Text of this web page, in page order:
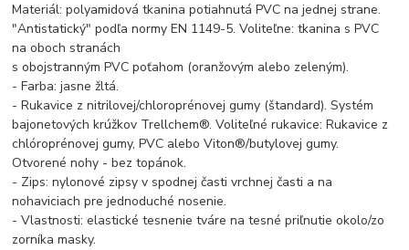
Materiál: polyamidová tkanina potiahnutá PVC na jednej strane.
"Antistatický" podľa normy EN 1149-5. Voliteľne: tkanina s PVC
na oboch stranách
s obojstranným PVC poťahom (oranžovým alebo zeleným).
- Farba: jasne žltá.
- Rukavice z nitrilovej/chloroprénovej gumy (štandard). Systém
bajonetových krúžkov Trellchem®. Voliteľné rukavice: Rukavice z
chlóroprénovej gumy, PVC alebo Viton®/butylovej gumy.
Otvorené nohy - bez topánok.
- Zips: nylonové zipsy v spodnej časti vrchnej časti a na
nohaviciach pre jednoduché nosenie.
- Vlastnosti: elastické tesnenie tváre na tesné priľnutie okolo/zo
zorníka masky.